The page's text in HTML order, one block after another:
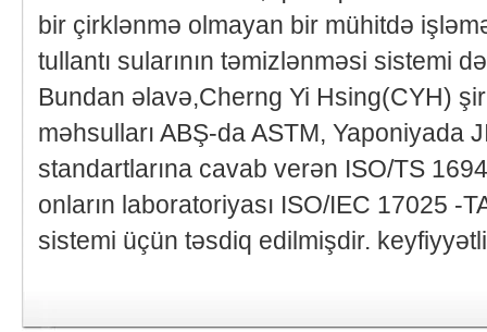
bir çirklənmə olmayan bir mühitdə
tullantı sularının təmizlənməsi sistemi
Bundan əlavə,Cherng Yi Hsing(CYH)
məhsulları ABŞ-da ASTM, Yaponiyada
standartlarına cavab verən ISO/TS
onların laboratoriyası ISO/IEC 17025 -
sistemi üçün təsdiq edilmişdir.